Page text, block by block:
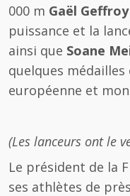
000 m Gaël Geffroy
puissance et la
ainsi que Soane
quelques
européenne et
(Les lanceurs ont le
Le président de la
ses athlètes de